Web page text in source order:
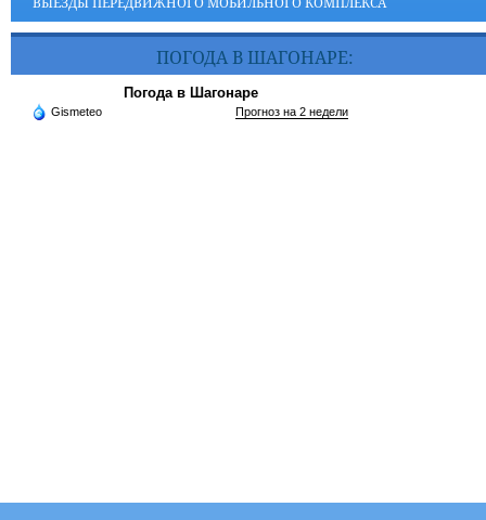
ПОГОДА В ШАГОНАРЕ:
Погода в Шагонаре
Gismeteo Прогноз на 2 недели